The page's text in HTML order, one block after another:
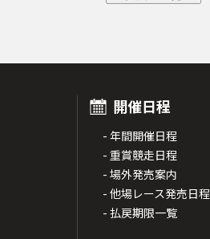
開催日程
- 年間開催日程
- 重賞競走日程
- 場外発売案内
- 他場レース発売日程
- 払戻期限一覧